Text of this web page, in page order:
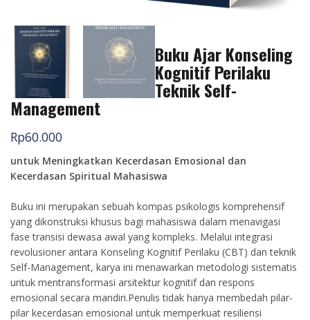
Buku Ajar Konseling
Kognitif Perilaku
Teknik Self-
Management
Rp60.000
untuk Meningkatkan Kecerdasan Emosional dan
Kecerdasan Spiritual Mahasiswa
Buku ini merupakan sebuah kompas psikologis komprehensif
yang dikonstruksi khusus bagi mahasiswa dalam menavigasi
fase transisi dewasa awal yang kompleks. Melalui integrasi
revolusioner antara Konseling Kognitif Perilaku (CBT) dan teknik
Self-Management, karya ini menawarkan metodologi sistematis
untuk mentransformasi arsitektur kognitif dan respons
emosional secara mandiri.Penulis tidak hanya membedah pilar-
pilar kecerdasan emosional untuk memperkuat resiliensi